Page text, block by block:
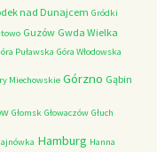
nad Dunajcem Gródki
Guzów Gwda Wielka
Puławska Góra Włodowska
Miechowskie Górzno Gąbin
Głomsk Głowaczów Głuch
Hamburg Hanna